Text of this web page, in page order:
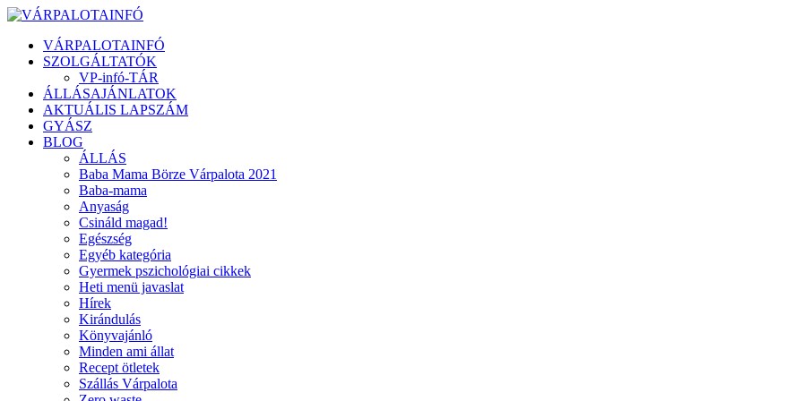
VÁRPALOTAINFÓ
SZOLGÁLTATÓK
VP-infó-TÁR
ÁLLÁSAJÁNLATOK
AKTUÁLIS LAPSZÁM
GYÁSZ
BLOG
ÁLLÁS
Baba Mama Börze Várpalota 2021
Baba-mama
Anyaság
Csináld magad!
Egészség
Egyéb kategória
Gyermek pszichológiai cikkek
Heti menü javaslat
Hírek
Kirándulás
Könyvajánló
Minden ami állat
Recept ötletek
Szállás Várpalota